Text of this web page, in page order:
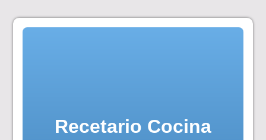
Skip
Recetario Cocina